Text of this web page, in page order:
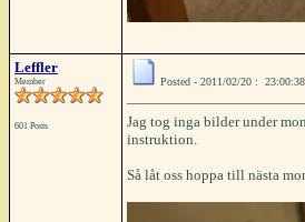
Leffler
Member
601 Posts
Posted - 2011/02/20 : 23:00:38
Jag tog inga bilder under
instruktion.
Så låt oss hoppa till nästa